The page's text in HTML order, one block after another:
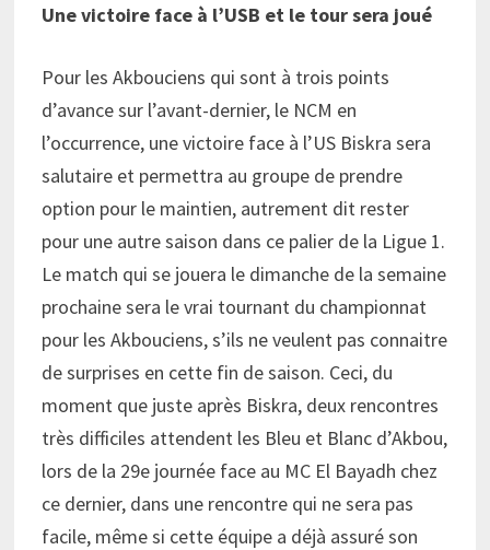
Une victoire face à l’USB et le tour sera joué
Pour les Akbouciens qui sont à trois points
d’avance sur l’avant-dernier, le NCM en
l’occurrence, une victoire face à l’US Biskra sera
salutaire et permettra au groupe de prendre
option pour le maintien, autrement dit rester
pour une autre saison dans ce palier de la Ligue 1.
Le match qui se jouera le dimanche de la semaine
prochaine sera le vrai tournant du championnat
pour les Akbouciens, s’ils ne veulent pas connaitre
de surprises en cette fin de saison. Ceci, du
moment que juste après Biskra, deux rencontres
très difficiles attendent les Bleu et Blanc d’Akbou,
lors de la 29e journée face au MC El Bayadh chez
ce dernier, dans une rencontre qui ne sera pas
facile, même si cette équipe a déjà assuré son